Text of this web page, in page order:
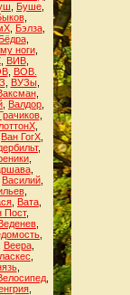
Буше
,
Бэлза
Бёдра,
ноги,
, ВИВ,
, ВОВ.
ВУЗы,
,
Валдор
,
,
Ван ГогХ
,
,
Василий
,
Вата
Пост,
Веера,
,